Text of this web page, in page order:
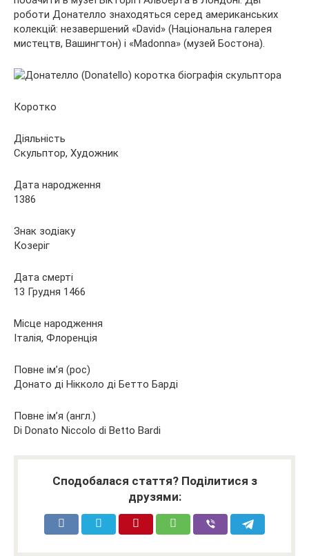
роботи Донателло знаходяться серед американських
колекцій: незавершений «David» (Національна галерея
мистецтв, Вашингтон) і «Madonna» (музей Бостона).
Коротко
Діяльність
Скульптор, Художник
Дата народження
1386
Знак зодіаку
Козеріг
Дата смерті
13 Грудня 1466
Місце народження
Італія, Флоренція
Повне ім’я (рос)
Донато ді Нікколо ді Бетто Барді
Повне ім’я (англ.)
Di Donato Niccolo di Betto Bardi
Сподобалася стаття? Поділитися з
друзями: